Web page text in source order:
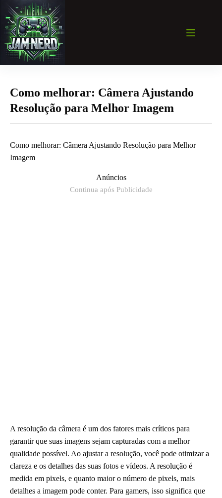
para
conteúdo
Como melhorar: Câmera Ajustando
Resolução para Melhor Imagem
Como melhorar: Câmera Ajustando Resolução para Melhor
Imagem
Anúncios
Continua após Publicidade
A resolução da câmera é um dos fatores mais críticos para
garantir que suas imagens sejam capturadas com a melhor
qualidade possível. Ao ajustar a resolução, você pode otimizar a
clareza e os detalhes das suas fotos e vídeos. A resolução é
medida em pixels, e quanto maior o número de pixels, mais
detalhes a imagem pode conter. Para gamers, isso significa que